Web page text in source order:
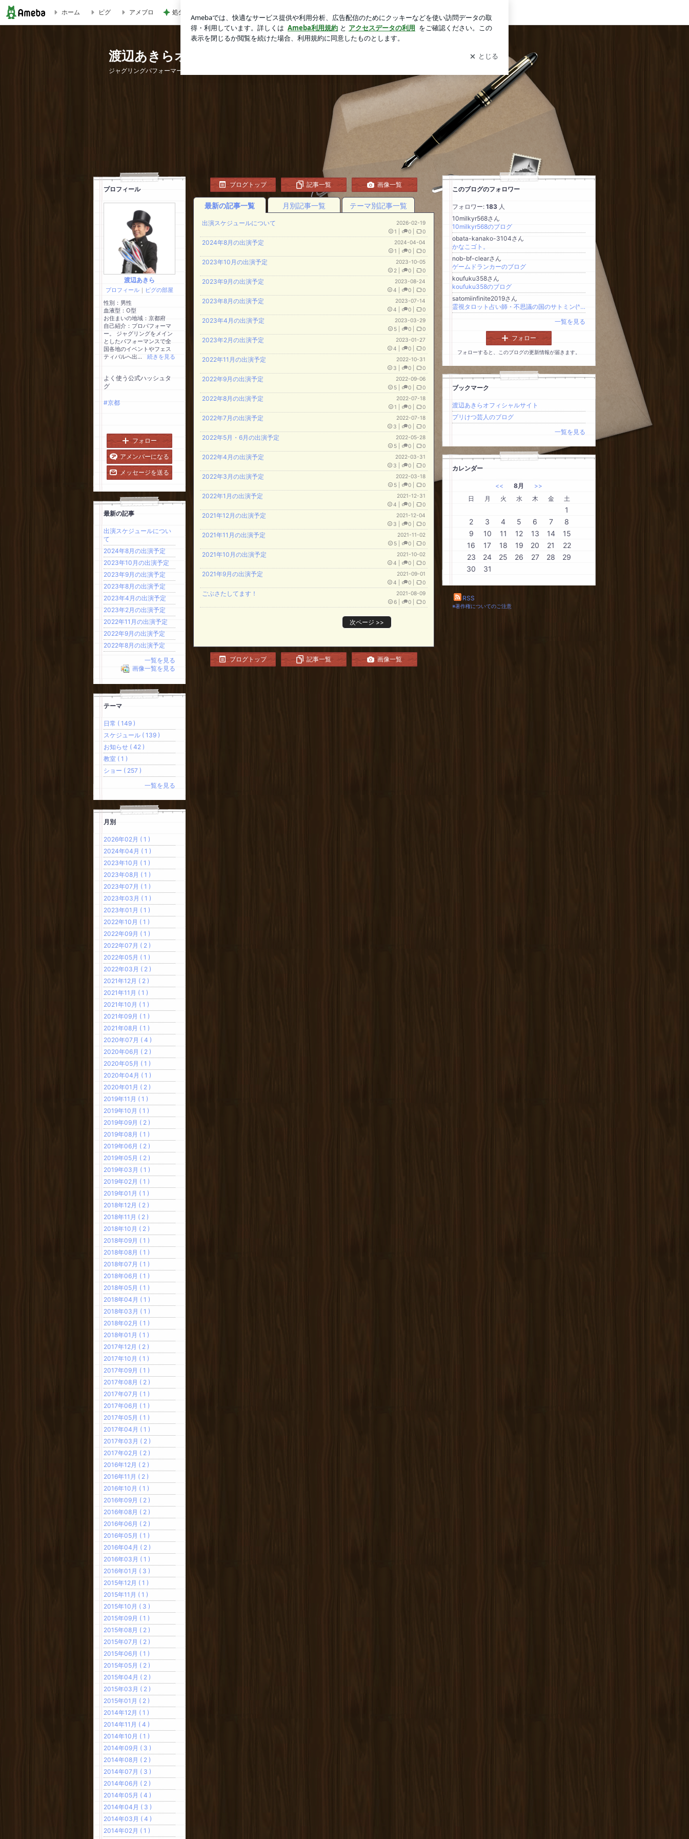
ホーム ピグ アメブロ 処分に困る布団から始まった大掃除 ログイン
渡辺あきらオフィシャルブログ
ジャグリングパフォーマー渡辺あきらのショー報告や日常
ブログトップ 記事一覧 画像一覧
最新の記事一覧 月別記事一覧 テーマ別記事一覧
出演スケジュールについて
2026-02-19
1
0 0
2024年8月の出演予定
2024-04-04
1
0 0
2023年10月の出演予定
2023-10-05
2
0 0
2023年9月の出演予定
2023-08-24
4
0 0
2023年8月の出演予定
2023-07-14
4
0 0
2023年4月の出演予定
2023-03-29
5
0 0
2023年2月の出演予定
2023-01-27
4
0 0
2022年11月の出演予定
2022-10-31
3
0 0
2022年9月の出演予定
2022-09-06
5
0 0
2022年8月の出演予定
2022-07-18
1
0 0
2022年7月の出演予定
2022-07-18
3
0 0
2022年5月・6月の出演予定
2022-05-28
5
0 0
2022年4月の出演予定
2022-03-31
3
0 0
2022年3月の出演予定
2022-03-18
5
0 0
2022年1月の出演予定
2021-12-31
4
0 0
2021年12月の出演予定
2021-12-04
3
0 0
2021年11月の出演予定
2021-11-02
5
0 0
2021年10月の出演予定
2021-10-02
4
0 0
2021年9月の出演予定
2021-09-01
4
0 0
ごぶさたしてます！
2021-08-09
6
0 0
次ページ >>
ブログトップ 記事一覧 画像一覧
このブログのフォロワー
フォロワー: 183 人
10milkyr568さん
10milkyr568のブログ
obata-kanako-3104さん
かなこゴト。
nob-bf-clearさん
ゲームドランカーのブログ
koufuku358さん
koufuku358のブログ
satomiinfinite2019さん
霊視タロット占い師・不思議の国のサトミン(^^ゞ
一覧を見る
フォロー
フォローすると、このブログの更新情報が届きます。
ブックマーク
渡辺あきらオフィシャルサイト
プリけつ芸人のブログ
一覧を見る
カレンダー
<< 8月
>>
日
月 火 水 木 金 土
1
2
3 4 5 6 7
8
9
10 11 12 13 14
15
16
17 18 19 20 21
22
23
24 25 26 27 28
29
30
31
RSS
※著作権についてのご注意
プロフィール
渡辺あきら
プロフィール ｜ ピグの部屋
性別： 男性
血液型： O型
お住まいの地域： 京都府
自己紹介：プロパフォーマ
ー。 ジャグリングをメイン
としたパフォーマンスで全
国各地のイベントやフェス
ティバルへ出...
続きを見る
よく使う公式ハッシュタ
グ
#京都
フォロー
アメンバーになる
メッセージを送る
最新の記事
出演スケジュールについ
て
2024年8月の出演予定
2023年10月の出演予定
2023年9月の出演予定
2023年8月の出演予定
2023年4月の出演予定
2023年2月の出演予定
2022年11月の出演予定
2022年9月の出演予定
2022年8月の出演予定
一覧を見る
画像一覧を見る
テーマ
日常 ( 149 )
スケジュール ( 139 )
お知らせ ( 42 )
教室 ( 1 )
ショー ( 257 )
一覧を見る
月別
2026年02月 ( 1 )
2024年04月 ( 1 )
2023年10月 ( 1 )
2023年08月 ( 1 )
2023年07月 ( 1 )
2023年03月 ( 1 )
2023年01月 ( 1 )
2022年10月 ( 1 )
2022年09月 ( 1 )
2022年07月 ( 2 )
2022年05月 ( 1 )
2022年03月 ( 2 )
2021年12月 ( 2 )
2021年11月 ( 1 )
2021年10月 ( 1 )
2021年09月 ( 1 )
2021年08月 ( 1 )
2020年07月 ( 4 )
2020年06月 ( 2 )
2020年05月 ( 1 )
2020年04月 ( 1 )
2020年01月 ( 2 )
2019年11月 ( 1 )
2019年10月 ( 1 )
2019年09月 ( 2 )
2019年08月 ( 1 )
2019年06月 ( 2 )
2019年05月 ( 2 )
2019年03月 ( 1 )
2019年02月 ( 1 )
2019年01月 ( 1 )
2018年12月 ( 2 )
2018年11月 ( 2 )
2018年10月 ( 2 )
2018年09月 ( 1 )
2018年08月 ( 1 )
2018年07月 ( 1 )
2018年06月 ( 1 )
2018年05月 ( 1 )
2018年04月 ( 1 )
2018年03月 ( 1 )
2018年02月 ( 1 )
2018年01月 ( 1 )
2017年12月 ( 2 )
2017年10月 ( 1 )
2017年09月 ( 1 )
2017年08月 ( 2 )
2017年07月 ( 1 )
2017年06月 ( 1 )
2017年05月 ( 1 )
2017年04月 ( 1 )
2017年03月 ( 2 )
2017年02月 ( 2 )
2016年12月 ( 2 )
2016年11月 ( 2 )
2016年10月 ( 1 )
2016年09月 ( 2 )
2016年08月 ( 2 )
2016年06月 ( 2 )
2016年05月 ( 1 )
2016年04月 ( 2 )
2016年03月 ( 1 )
2016年01月 ( 3 )
2015年12月 ( 1 )
2015年11月 ( 1 )
2015年10月 ( 3 )
2015年09月 ( 1 )
2015年08月 ( 2 )
2015年07月 ( 2 )
2015年06月 ( 1 )
2015年05月 ( 2 )
2015年04月 ( 2 )
2015年03月 ( 2 )
2015年01月 ( 2 )
2014年12月 ( 1 )
2014年11月 ( 4 )
2014年10月 ( 1 )
2014年09月 ( 3 )
2014年08月 ( 2 )
2014年07月 ( 3 )
2014年06月 ( 2 )
2014年05月 ( 4 )
2014年04月 ( 3 )
2014年03月 ( 4 )
2014年02月 ( 1 )